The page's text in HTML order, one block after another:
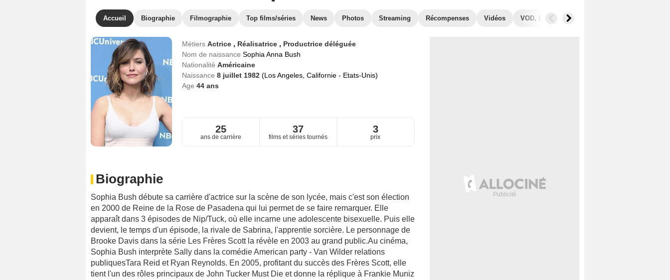
Accueil Biographie Filmographie Top films/séries News Photos Streaming Récompenses Vidéos VOD, DVD
Métiers Actrice , Réalisatrice , Productrice déléguée
Nom de naissance Sophia Anna Bush
Nationalité Américaine
Naissance 8 juillet 1982 (Los Angeles, Californie - Etats-Unis)
Age 44ans
25
ans de carrière
37
films et séries tournés
3
prix
Biographie
Sophia Bush débute sa carrière d'actrice sur la scène de son lycée, mais c'est son élection
en 2000 de Reine de la Rose de Pasadena qui lui permet de se faire remarquer. Elle
apparaît dans 3 épisodes de Nip/Tuck, où elle incarne une adolescente bisexuelle. Puis elle
devient, le temps d'un épisode, la rivale de Sabrina, l'apprentie sorcière. Le personnage de
Brooke Davis dans la série Les Frères Scott la révèle en 2003 au grand public.Au cinéma,
Sophia Bush interprète Sally dans la comédie American party - Van Wilder relations
publiquesTara Reid et Ryan Reynolds. En 2005, profitant du succès des Frères Scott, elle
tient l'un des rôles principaux de John Tucker Must Die et donne la réplique à Frankie Muniz